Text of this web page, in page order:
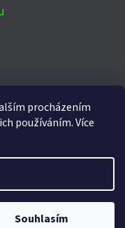
procházením
používáním. Více
Souhlasím
republiku
. Všechna práva